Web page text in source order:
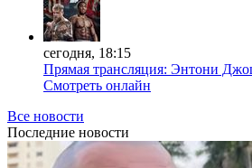
сегодня, 18:15
Прямая трансляция: Энтони
Смотреть онлайн
Все новости
Последние новости